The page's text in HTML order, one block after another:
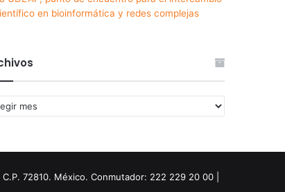
en bioinformática y redes complejas
72810. México. Conmutador: 222 229 20 00 |